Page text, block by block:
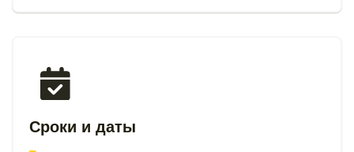
Сроки и даты